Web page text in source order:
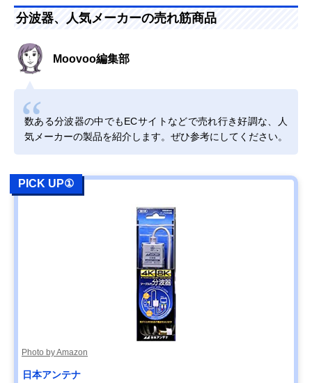
Amazonで見る
分波器 AE-327SW
器 MBUM2WS(B)
力ケーブルを採用
（入出力）
Amazonで見る
2SP-K77F-P
混入を防ぐシール
ド構造
（入力のみ）
Amazonで見る
DXアンテナ 混合
単体販売の混合分
単体型
用混合分波器
にくい高いシール
ド性能
アイネックス
(AINEX) アンテナ
分波器 ANT-DM
分波器・混合器と
分波器、人気メーカーの売れ筋商品
Moovoo編集部
数ある分波器の中でもECサイトなどで売れ行き好調な、人
気メーカーの製品を紹介します。ぜひ参考にしてください。
PICK UP①
Photo by Amazon
日本アンテナ